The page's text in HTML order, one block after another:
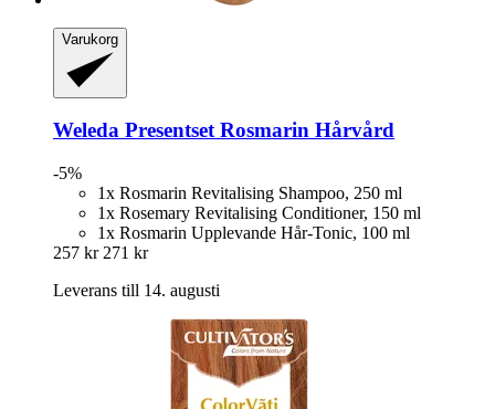
Varukorg
Weleda Presentset Rosmarin Hårvård
-5%
1x Rosmarin Revitalising Shampoo, 250 ml
1x Rosemary Revitalising Conditioner, 150 ml
1x Rosmarin Upplevande Hår-Tonic, 100 ml
257 kr 271 kr
Leverans till 14. augusti